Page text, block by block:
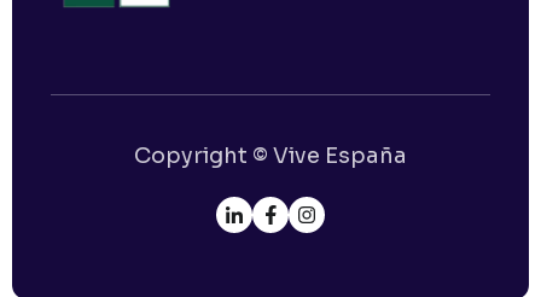
Copyright © Vive España